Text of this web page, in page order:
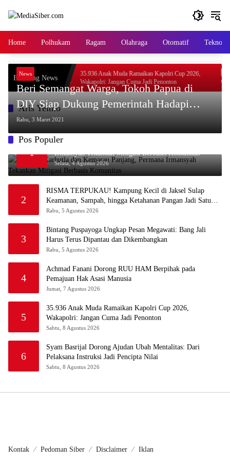
Home Polhukam Ragam Olahraga Otomatif Tekno
Breaking News
Dari
35.936 Anak Muda Ramaikan Kapolri Cup 2026,
Wakapolri: Jangan Cuma Jadi Penonton
Aris Yeimo
News
Beri Semangat Warga, Tokoh Papua di
DIY Siap Dukung Pemerintah Hadapi
Pandemi Covid-19
Rabu, 3 Maret 2021
Pos Populer
1
Waspada Karhutla dan Kemarau Panjang, Permana
Irmansyah Tekankan Mitigasi Berbasis Komunitas
Selasa, 4 Agustus 2026
2
RISMA TERPUKAU! Kampung Kecil di Jaksel Sulap
Keamanan, Sampah, hingga Ketahanan Pangan Jadi Satu
Sistem
Rabu, 5 Agustus 2026
3
Bintang Puspayoga Ungkap Pesan Megawati: Bang Jali
Harus Terus Dipantau dan Dikembangkan
Rabu, 5 Agustus 2026
4
Achmad Fanani Dorong RUU HAM Berpihak pada
Pemajuan Hak Asasi Manusia
Jumat, 7 Agustus 2026
5
35.936 Anak Muda Ramaikan Kapolri Cup 2026,
Wakapolri: Jangan Cuma Jadi Penonton
Sabtu, 8 Agustus 2026
6
Syam Basrijal Dorong Ajudan Ubah Mentalitas: Dari
Pelaksana Instruksi Jadi Pencipta Nilai
Sabtu, 8 Agustus 2026
Kontak Pedoman Siber Disclaimer Iklan